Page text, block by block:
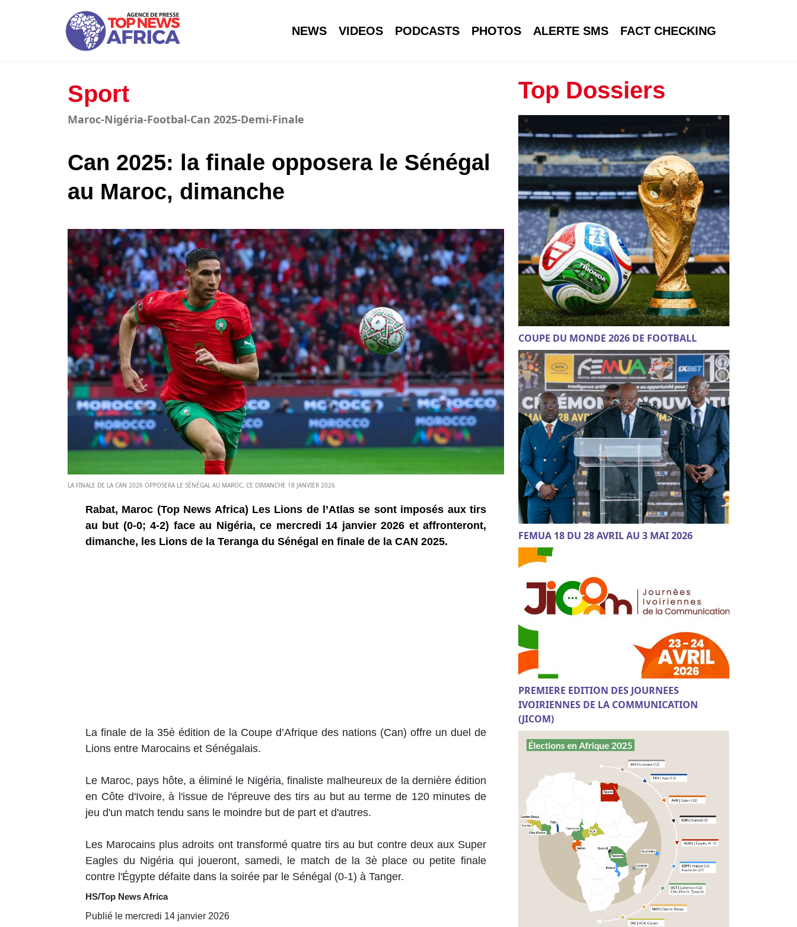
NEWS VIDEOS PODCASTS PHOTOS ALERTE SMS FACT CHECKING
Sport
Maroc-Nigéria-Footbal-Can 2025-Demi-Finale
Can 2025: la finale opposera le Sénégal
au Maroc, dimanche
LA FINALE DE LA CAN 2026 OPPOSERA LE SÉNÉGAL AU MAROC, CE DIMANCHE 18 JANVIER 2026.
Rabat, Maroc (Top News Africa) Les Lions de l’Atlas se sont imposés aux tirs
au but (0-0; 4-2) face au Nigéria, ce mercredi 14 janvier 2026 et affronteront,
dimanche, les Lions de la Teranga du Sénégal en finale de la CAN 2025.
La finale de la 35è édition de la Coupe d’Afrique des nations (Can) offre un duel de
Lions entre Marocains et Sénégalais.
Le Maroc, pays hôte, a éliminé le Nigéria, finaliste malheureux de la dernière édition
en Côte d'Ivoire, à l'issue de l'épreuve des tirs au but au terme de 120 minutes de
jeu d'un match tendu sans le moindre but de part et d'autres.
Les Marocains plus adroits ont transformé quatre tirs au but contre deux aux Super
Eagles du Nigéria qui joueront, samedi, le match de la 3è place ou petite finale
contre l'Égypte défaite dans la soirée par le Sénégal (0-1) à Tanger.
HS/Top News Africa
Publié le mercredi 14 janvier 2026
Top Dossiers
COUPE DU MONDE 2026 DE FOOTBALL
FEMUA 18 DU 28 AVRIL AU 3 MAI 2026
PREMIERE EDITION DES JOURNEES
IVOIRIENNES DE LA COMMUNICATION
(JICOM)